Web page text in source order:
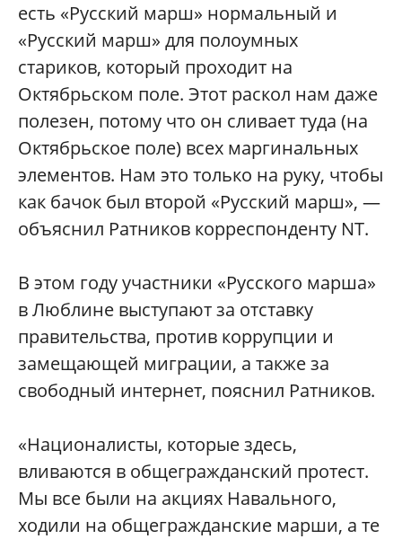
есть «Русский марш» нормальный и
«Русский марш» для полоумных
стариков, который проходит на
Октябрьском поле. Этот раскол нам даже
полезен, потому что он сливает туда (на
Октябрьское поле) всех маргинальных
элементов. Нам это только на руку, чтобы
как бачок был второй «Русский марш», —
объяснил Ратников корреспонденту NT.
В этом году участники «Русского марша»
в Люблине выступают за отставку
правительства, против коррупции и
замещающей миграции, а также за
свободный интернет, пояснил Ратников.
«Националисты, которые здесь,
вливаются в общегражданский протест.
Мы все были на акциях Навального,
ходили на общегражданские марши, а те